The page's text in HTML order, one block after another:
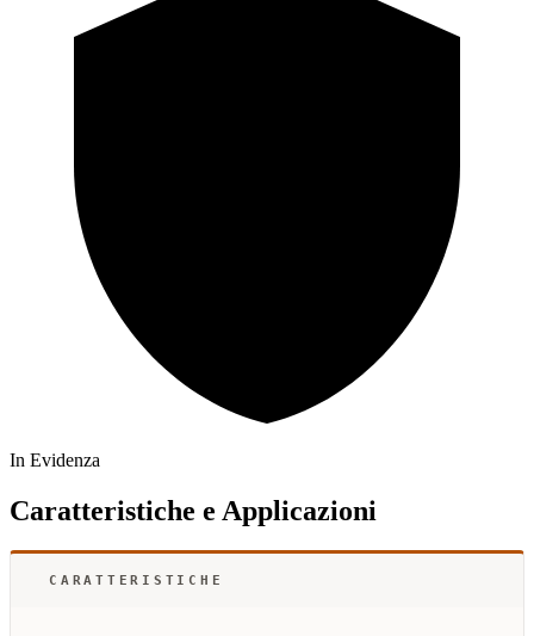
In Evidenza
Caratteristiche e Applicazioni
CARATTERISTICHE